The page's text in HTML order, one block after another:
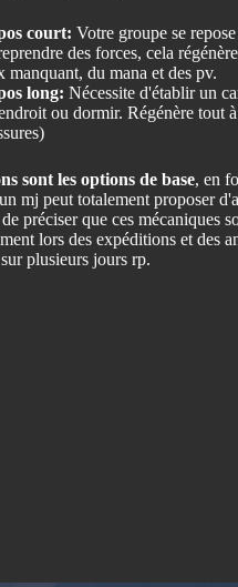
court: Votre groupe se
des forces, cela
manquant, du mana et des pv.
long: Nécessite d'établir un
ou dormir. Régénère tout
sont les options de base, en
mj peut totalement proposer
préciser que ces mécaniques
lors des expéditions et des
plusieurs jours rp.